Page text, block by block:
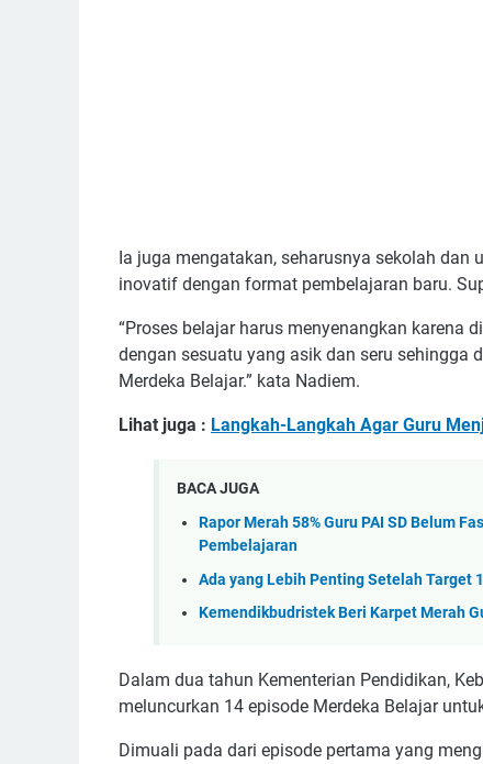
Ia juga mengatakan, seharusnya sekolah
inovatif dengan format pembelajaran baru.
“Proses belajar harus menyenangkan karena
dengan sesuatu yang asik dan seru sehingga
Merdeka Belajar.” kata Nadiem.
Lihat juga : Langkah-Langkah Agar Guru
BACA JUGA
Rapor Merah 58% Guru PAI SD Belum
Pembelajaran
Ada yang Lebih Penting Setelah Target
Kemendikbudristek Beri Karpet Merah
Dalam dua tahun Kementerian Pendidikan,
meluncurkan 14 episode Merdeka Belajar
Dimuali pada dari episode pertama yang